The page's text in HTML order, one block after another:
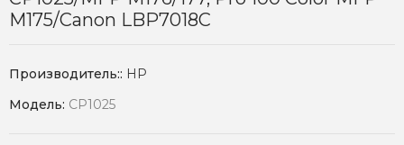
M175/Canon LBP7018C
Производитель:: HP
Модель: CP1025